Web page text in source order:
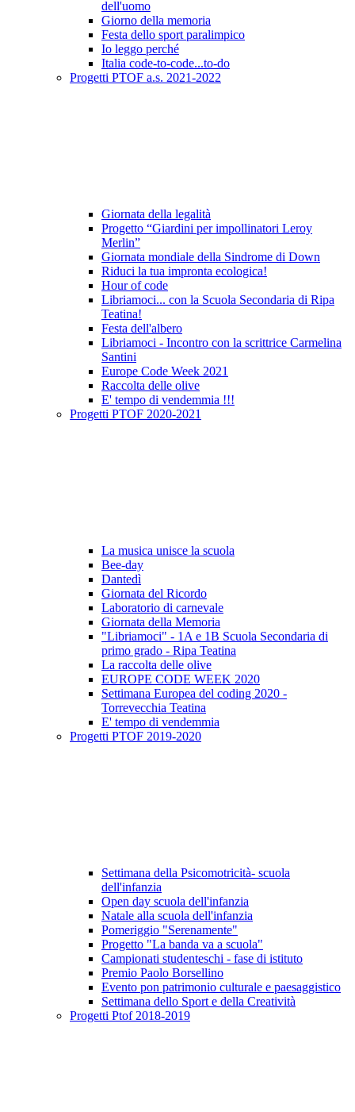
dell'uomo
Giorno della memoria
Festa dello sport paralimpico
Io leggo perché
Italia code-to-code...to-do
Progetti PTOF a.s. 2021-2022
Giornata della legalità
Progetto “Giardini per impollinatori Leroy
Merlin”
Giornata mondiale della Sindrome di Down
Riduci la tua impronta ecologica!
Hour of code
Libriamoci... con la Scuola Secondaria di Ripa
Teatina!
Festa dell'albero
Libriamoci - Incontro con la scrittrice Carmelina
Santini
Europe Code Week 2021
Raccolta delle olive
E' tempo di vendemmia !!!
Progetti PTOF 2020-2021
La musica unisce la scuola
Bee-day
Dantedì
Giornata del Ricordo
Laboratorio di carnevale
Giornata della Memoria
"Libriamoci" - 1A e 1B Scuola Secondaria di
primo grado - Ripa Teatina
La raccolta delle olive
EUROPE CODE WEEK 2020
Settimana Europea del coding 2020 -
Torrevecchia Teatina
E' tempo di vendemmia
Progetti PTOF 2019-2020
Settimana della Psicomotricità- scuola
dell'infanzia
Open day scuola dell'infanzia
Natale alla scuola dell'infanzia
Pomeriggio "Serenamente"
Progetto "La banda va a scuola"
Campionati studenteschi - fase di istituto
Premio Paolo Borsellino
Evento pon patrimonio culturale e paesaggistico
Settimana dello Sport e della Creatività
Progetti Ptof 2018-2019